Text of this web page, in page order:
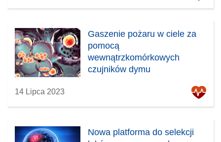
Gaszenie pożaru w ciele za
pomocą
wewnątrzkomórkowych
czujników dymu
14 Lipca 2023
Nowa platforma do selekcji